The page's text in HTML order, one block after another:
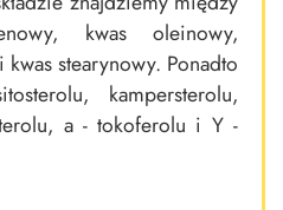
kwas oleinowy,
stearynowy. Ponadto
kampersterolu,
a - tokoferolu i Y -